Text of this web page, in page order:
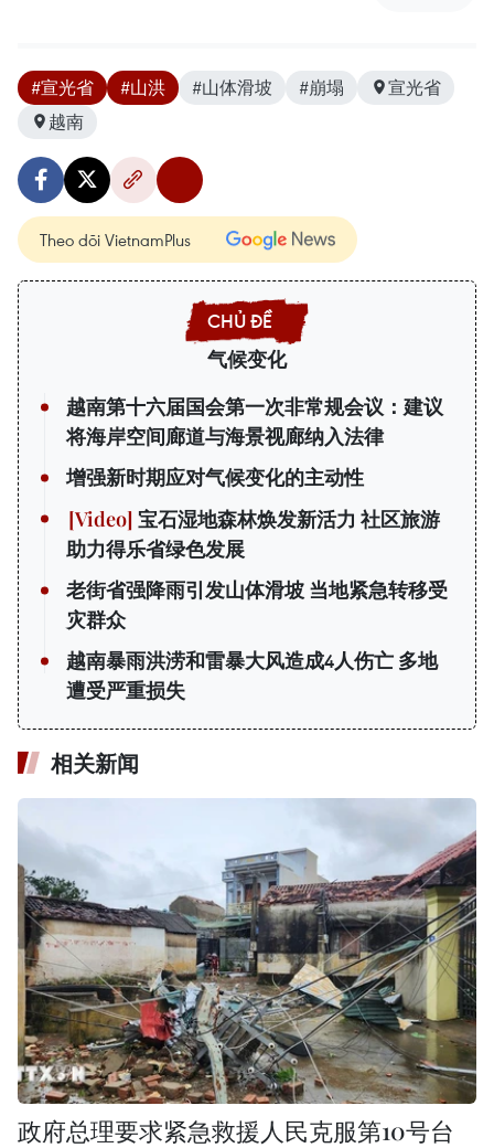
#宣光省 #山洪 #山体滑坡 #崩塌
宣光省
越南
Theo dõi VietnamPlus
气候变化
越南第十六届国会第一次非常规会议：建议
将海岸空间廊道与海景视廊纳入法律
增强新时期应对气候变化的主动性
宝石湿地森林焕发新活力 社区旅游
助力得乐省绿色发展
老街省强降雨引发山体滑坡 当地紧急转移受
灾群众
越南暴雨洪涝和雷暴大风造成4人伤亡 多地
遭受严重损失
相关新闻
政府总理要求紧急救援人民克服第10号台